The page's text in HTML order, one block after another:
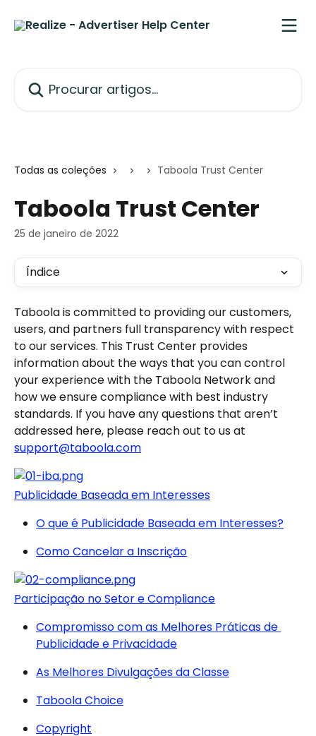
Todas as coleções Taboola Trust Center
Taboola Trust Center
25 de janeiro de 2022
Índice
Taboola is committed to providing our customers,
users, and partners full transparency with respect
to our services. This Trust Center provides
information about the ways that you can control
your experience with the Taboola Network and
how we ensure compliance with best industry
standards. If you have any questions that aren’t
addressed here, please reach out to us at
support@taboola.com
Publicidade Baseada em Interesses
O que é Publicidade Baseada em Interesses?
Como Cancelar a Inscrição
Participação no Setor e Compliance
Compromisso com as Melhores Práticas de
Publicidade e Privacidade
As Melhores Divulgações da Classe
Taboola Choice
Copyright